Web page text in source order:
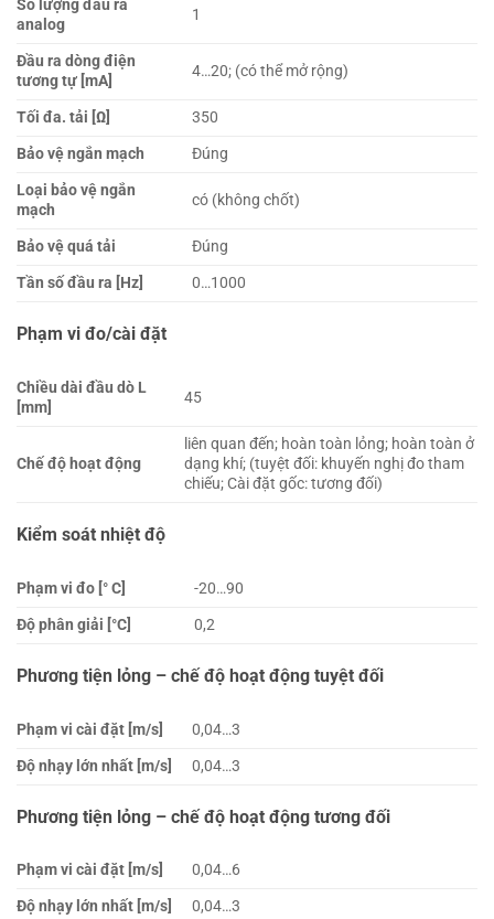
Số lượng đầu ra
analog
1
Đầu ra dòng điện
tương tự [mA]
4…20; (có thể mở rộng)
Tối đa. tải [Ω]
350
Bảo vệ ngắn mạch
Đúng
Loại bảo vệ ngắn
mạch
có (không chốt)
Bảo vệ quá tải
Đúng
Tần số đầu ra [Hz]
0…1000
Phạm vi đo/cài đặt
Chiều dài đầu dò L
[mm]
45
Chế độ hoạt động
liên quan đến; hoàn toàn lỏng; hoàn toàn ở
dạng khí; (tuyệt đối: khuyến nghị đo tham
chiếu; Cài đặt gốc: tương đối)
Kiểm soát nhiệt độ
Phạm vi đo [° C]
-20…90
Độ phân giải [°C]
0,2
Phương tiện lỏng – chế độ hoạt động tuyệt đối
Phạm vi cài đặt [m/s]
0,04…3
Độ nhạy lớn nhất [m/s]
0,04…3
Phương tiện lỏng – chế độ hoạt động tương đối
Phạm vi cài đặt [m/s]
0,04…6
Độ nhạy lớn nhất [m/s]
0,04…3